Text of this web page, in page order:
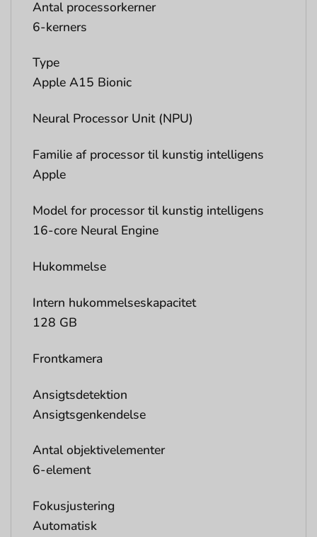
Antal processorkerner
6-kerners
Type
Apple A15 Bionic
Neural Processor Unit (NPU)
Familie af processor til kunstig intelligens
Apple
Model for processor til kunstig intelligens
16-core Neural Engine
Hukommelse
Intern hukommelseskapacitet
128 GB
Frontkamera
Ansigtsdetektion
Ansigtsgenkendelse
Antal objektivelementer
6-element
Fokusjustering
Automatisk